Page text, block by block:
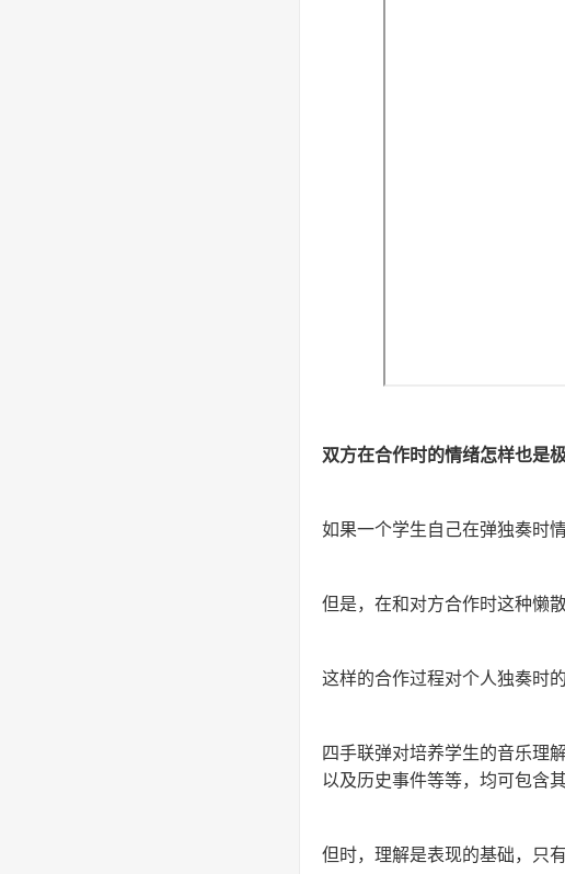
双方在合作时的情绪怎样也是
如果一个学生自己在弹独奏时
但是，在和对方合作时这种懒
这样的合作过程对个人独奏时
四手联弹对培养学生的音乐理
以及历史事件等等，均可包含其
但时，理解是表现的基础，只